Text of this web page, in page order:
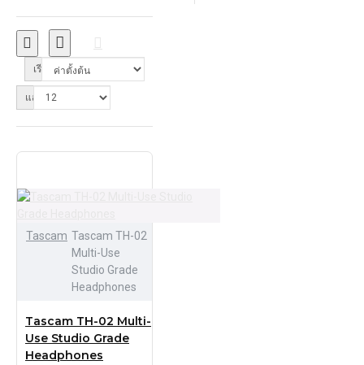
เรียงลำดับ:
แสดง:
Tascam Tascam TH-02
Multi-Use
Studio Grade
Headphones
Tascam TH-02 Multi-
Use Studio Grade
Headphones